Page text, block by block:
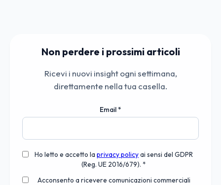
Non perdere i prossimi articoli
Ricevi i nuovi insight ogni settimana,
direttamente nella tua casella.
Email*
Ho letto e accetto la privacy policyai sensi del GDPR
(Reg. UE 2016/679). *
Acconsento a ricevere comunicazioni commerciali